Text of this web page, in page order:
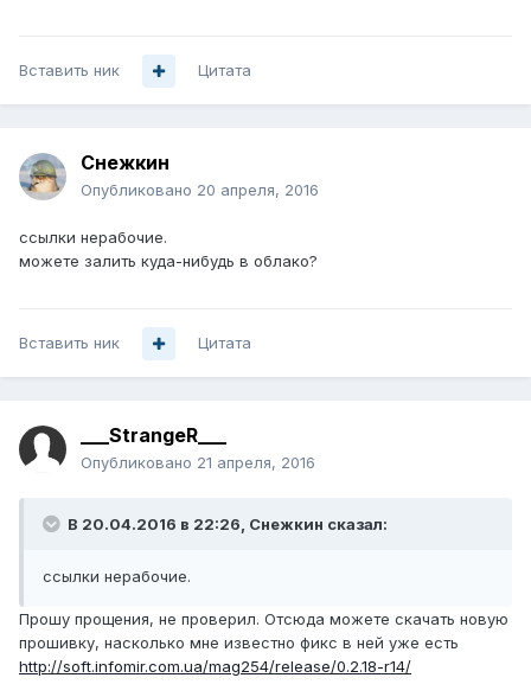
Вставить ник Цитата
Снежкин
Опубликовано 20 апреля, 2016
ссылки нерабочие.
можете залить куда-нибудь в облако?
Вставить ник Цитата
___StrangeR___
Опубликовано 21 апреля, 2016
В 20.04.2016 в 22:26, Снежкин сказал:
ссылки нерабочие.
Прошу прощения, не проверил. Отсюда можете скачать новую
прошивку, насколько мне известно фикс в ней уже есть
http://soft.infomir.com.ua/mag254/release/0.2.18-r14/